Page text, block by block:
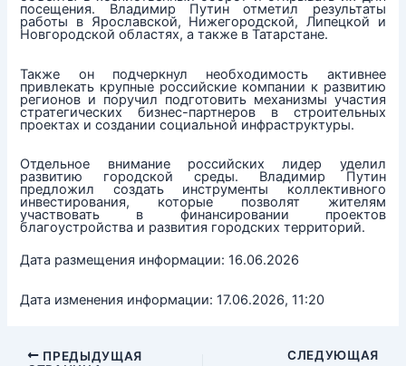
посещения. Владимир Путин отметил результаты
работы в Ярославской, Нижегородской, Липецкой и
Новгородской областях, а также в Татарстане.
Также он подчеркнул необходимость активнее
привлекать крупные российские компании к развитию
регионов и поручил подготовить механизмы участия
стратегических бизнес-партнеров в строительных
проектах и создании социальной инфраструктуры.
Отдельное внимание российских лидер уделил
развитию городской среды. Владимир Путин
предложил создать инструменты коллективного
инвестирования, которые позволят жителям
участвовать в финансировании проектов
благоустройства и развития городских территорий.
Дата размещения информации: 16.06.2026
Дата изменения информации: 17.06.2026, 11:20
ПРЕДЫДУЩАЯ
СЛЕДУЮЩАЯ